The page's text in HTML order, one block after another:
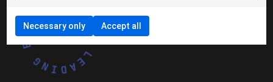
WE ARE LEADING EDGE •
Necessary only Accept all